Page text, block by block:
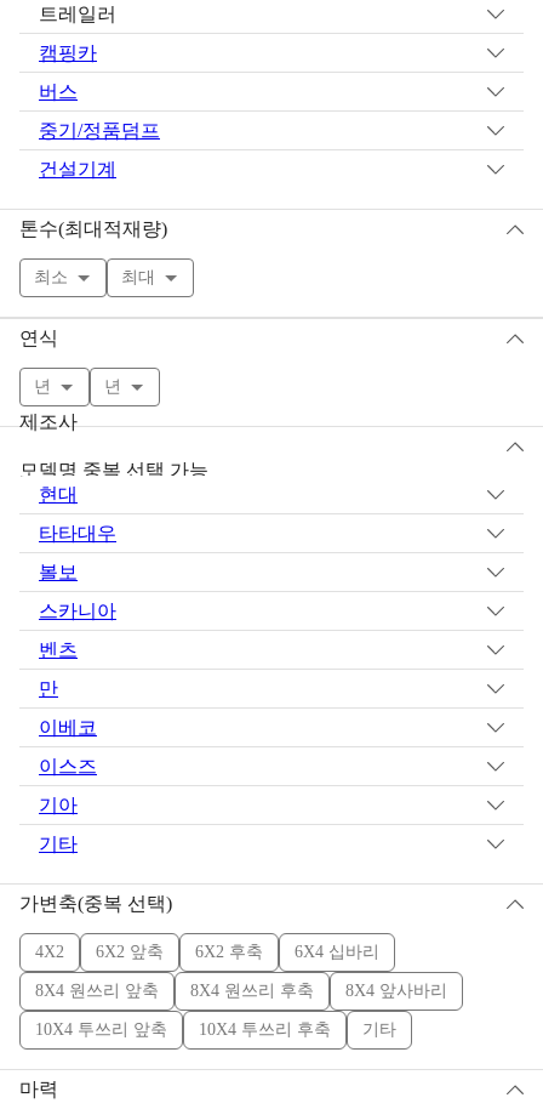
트레일러
캠핑카
버스
중기/정품덤프
건설기계
톤수(최대적재량)
최소 최대
연식
년 년
제조사
모델명 중복 선택 가능
현대
타타대우
볼보
스카니아
벤츠
만
이베코
이스즈
기아
기타
가변축(중복 선택)
4X2 6X2 앞축 6X2 후축 6X4 십바리
8X4 원쓰리 앞축 8X4 원쓰리 후축 8X4 앞사바리
10X4 투쓰리 앞축 10X4 투쓰리 후축 기타
마력